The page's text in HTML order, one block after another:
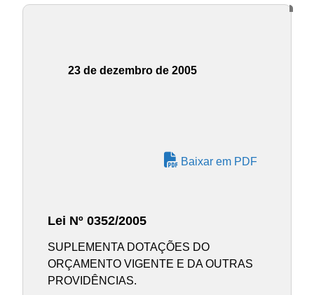
23 de dezembro de 2005
Baixar em PDF
Lei Nº 0352/2005
SUPLEMENTA DOTAÇÕES DO
ORÇAMENTO VIGENTE E DA OUTRAS
PROVIDÊNCIAS.